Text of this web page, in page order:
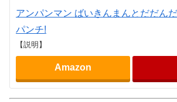
アンパンマン ばいきんまんとだだん
パンチ!
【説明】
Amazon